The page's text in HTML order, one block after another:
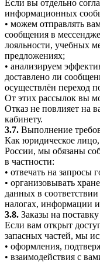
Если вы отдельно
информационных
• можем отправлять
сообщения в
лояльности, учебных
предложениях;
• анализируем
доставлено ли
осуществлён переход
От этих рассылок вы
Отказ не повлияет на
кабинету.
3.7. Выполнение
Как юридическое
России, мы обязаны
в частности:
• отвечать на запросы
• организовывать
данных в соответствии
налогах, информации
3.8. Заказы на
Если вам открыт
запасных частей, мы
• оформления,
• взаимодействия с